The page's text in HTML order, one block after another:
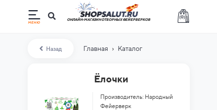
(0)
ОНЛАЙН-МАГАЗИН ОТБОРНЫХ ФЕЙЕРВЕРКОВ
Назад Главная › Каталог
Ёлочки
Производитель: Народный
Фейерверк